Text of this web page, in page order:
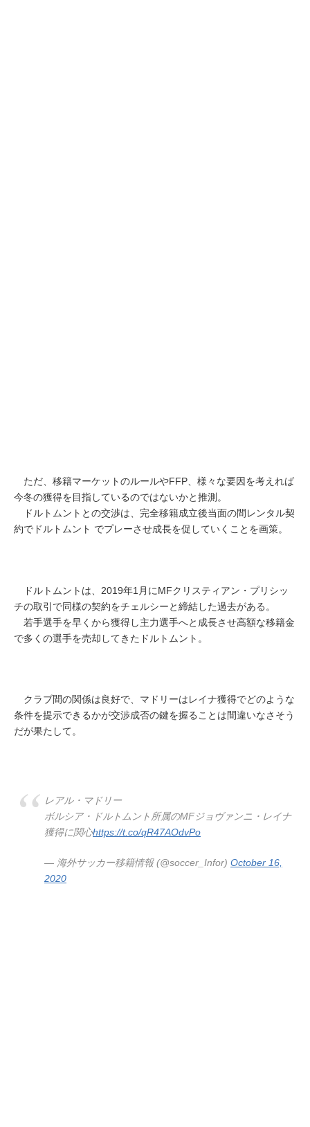
ただ、移籍マーケットのルールやFFP、様々な要因を考えれば
今冬の獲得を目指しているのではないかと推測。
ドルトムントとの交渉は、完全移籍成立後当面の間レンタル契
約でドルトムント でプレーさせ成長を促していくことを画策。
ドルトムントは、2019年1月にMFクリスティアン・プリシッ
チの取引で同様の契約をチェルシーと締結した過去がある。
若手選手を早くから獲得し主力選手へと成長させ高額な移籍金
で多くの選手を売却してきたドルトムント。
クラブ間の関係は良好で、マドリーはレイナ獲得でどのような
条件を提示できるかが交渉成否の鍵を握ることは間違いなさそう
だが果たして。
レアル・マドリー
ボルシア・ドルトムント所属のMFジョヴァンニ・レイナ
獲得に関心https://t.co/qR47AOdvPo
— 海外サッカー移籍情報 (@soccer_Infor) October 16,
2020